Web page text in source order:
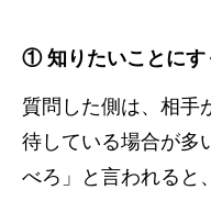
① 知りたいことにす
質問した側は、相手
待している場合が多
べろ」と言われると